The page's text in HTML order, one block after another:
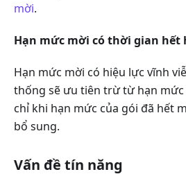
mời.
Hạn mức mời có thời gian hết
Hạn mức mời có hiệu lực vĩnh
thống sẽ ưu tiên trừ từ hạn mức
chỉ khi hạn mức của gói đã hết
bổ sung.
Vấn đề tín năng